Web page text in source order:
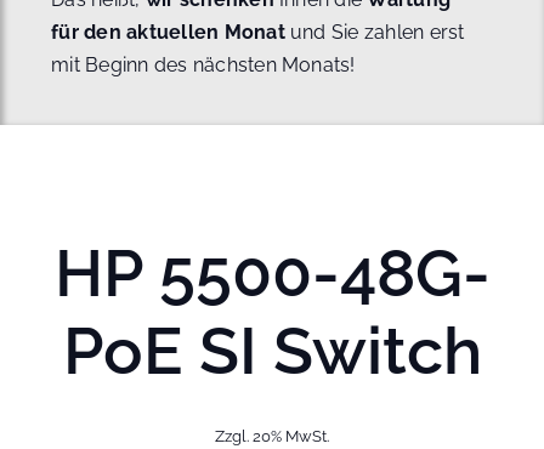
für den aktuellen Monat und Sie zahlen erst
mit Beginn des nächsten Monats!
HP 5500-48G-
PoE SI Switch
Zzgl. 20% MwSt.